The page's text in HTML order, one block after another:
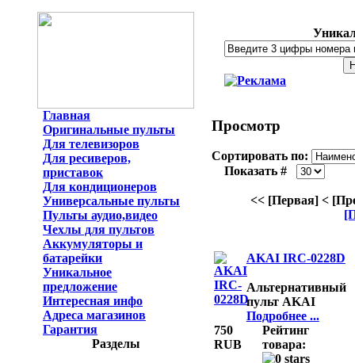
Главная
Оригинальные пульты
Для телевизоров
Для ресиверов,
приставок
Для кондиционеров
Универсальные пульты
Пульты аудио,видео
Чехлы для пультов
Аккумуляторы и
батарейки
Уникальное
предложение
Интересная инфо
Адреса магазинов
Гарантия
Разделы
Просмотр
Сортировать по:
Показать #
<< [Первая] <
AKAI IRC-0228D
Альтернативный
пульт AKAI
Подробнее ...
750
RUB
Рейтинг
товара: